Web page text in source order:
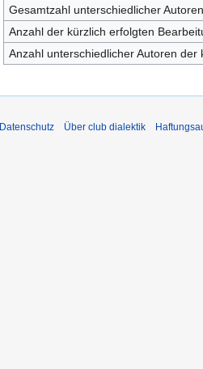
Gesamtzahl unterschiedlicher Autoren
Anzahl der kürzlich erfolgten
Anzahl unterschiedlicher Autoren
Datenschutz Über club dialektik